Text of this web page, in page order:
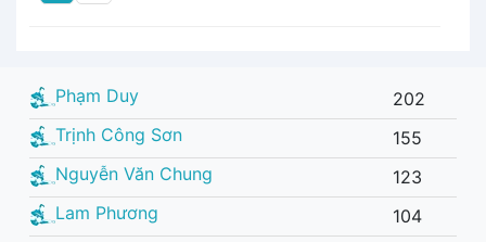
Phạm Duy
202
Trịnh Công Sơn
155
Nguyễn Văn Chung
123
Lam Phương
104